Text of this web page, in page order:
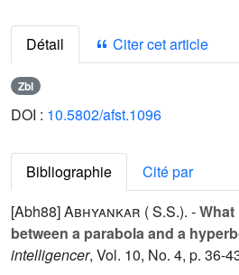
Détail Citer cet article
Zbl
DOI : 10.5802/afst.1096
Bibliographie
Cité par
[Abh88]Abhyankar ( S.S.). -
between a parabola and a
intelligencer, Vol. 10, No. 4, p. 36-